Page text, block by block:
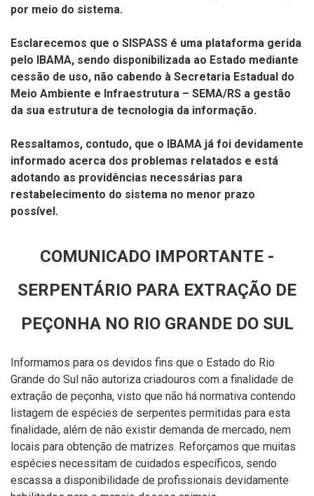
por meio do sistema.
Esclarecemos que o SISPASS é uma plataforma gerida
pelo IBAMA, sendo disponibilizada ao Estado mediante
cessão de uso, não cabendo à Secretaria Estadual do
Meio Ambiente e Infraestrutura – SEMA/RS a gestão
da sua estrutura de tecnologia da informação.
Ressaltamos, contudo, que o IBAMA já foi devidamente
informado acerca dos problemas relatados e está
adotando as providências necessárias para
restabelecimento do sistema no menor prazo
possível.
COMUNICADO IMPORTANTE -
SERPENTÁRIO PARA EXTRAÇÃO DE
PEÇONHA NO RIO GRANDE DO SUL
Informamos para os devidos fins que o Estado do Rio
Grande do Sul não autoriza criadouros com a finalidade de
extração de peçonha, visto que não há normativa contendo
listagem de espécies de serpentes permitidas para esta
finalidade, além de não existir demanda de mercado, nem
locais para obtenção de matrizes. Reforçamos que muitas
espécies necessitam de cuidados específicos, sendo
escassa a disponibilidade de profissionais devidamente